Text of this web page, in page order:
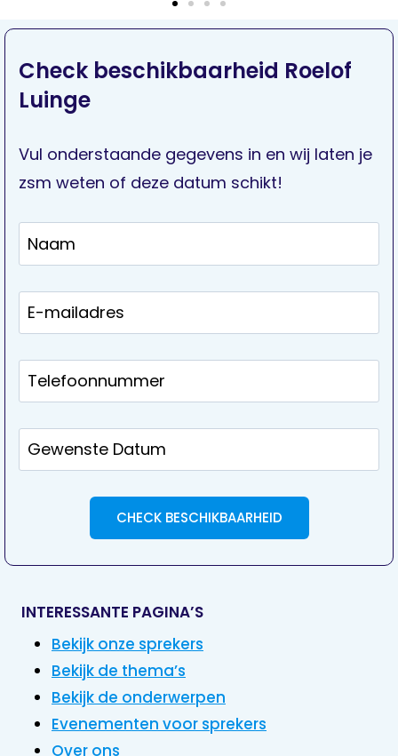
Check beschikbaarheid Roelof
Luinge
Vul onderstaande gegevens in en wij laten je
zsm weten of deze datum schikt!
INTERESSANTE PAGINA’S
Bekijk onze sprekers
Bekijk de thema’s
Bekijk de onderwerpen
Evenementen voor sprekers
Over ons